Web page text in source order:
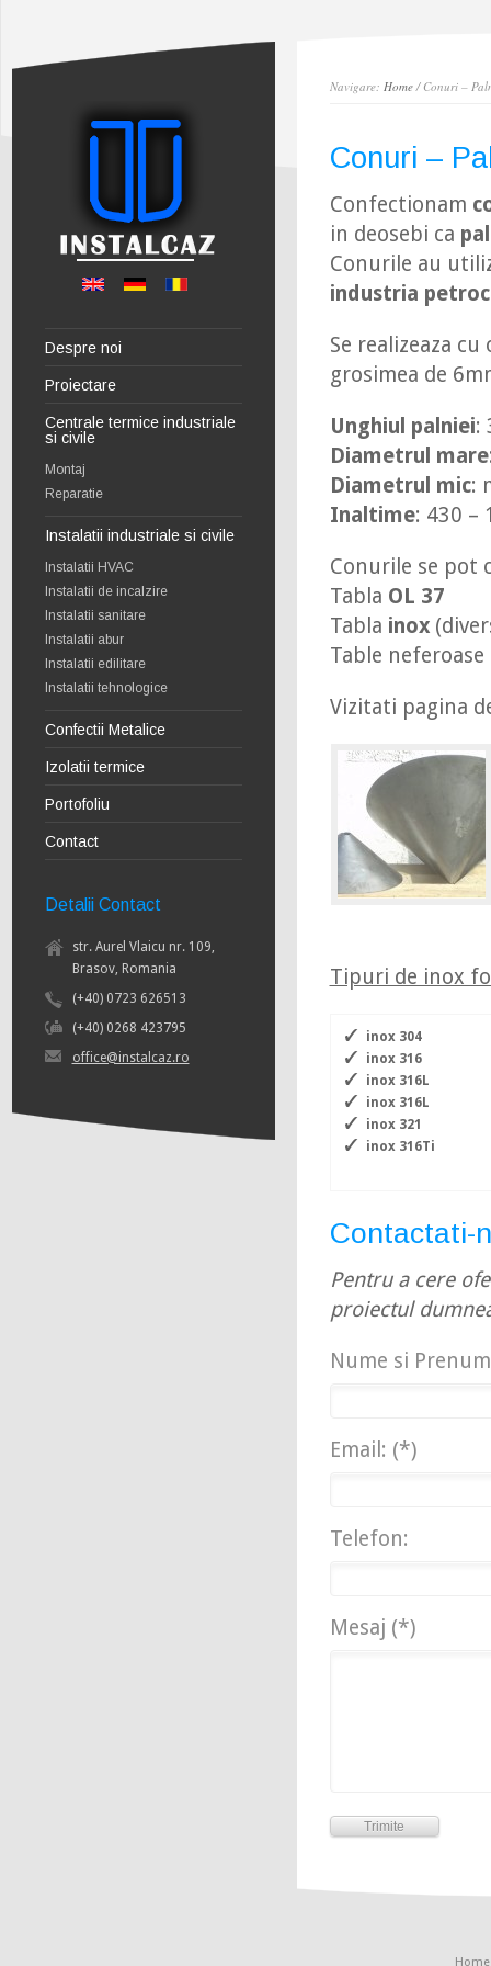
Despre noi
Proiectare
Centrale termice industriale
si civile
Montaj
Reparatie
Instalatii industriale si civile
Instalatii HVAC
Instalatii de incalzire
Instalatii sanitare
Instalatii abur
Instalatii edilitare
Instalatii tehnologice
Confectii Metalice
Izolatii termice
Portofoliu
Contact
Detalii Contact
str. Aurel Vlaicu nr. 109,
Brasov, Romania
(+40) 0723 626513
(+40) 0268 423795
office@instalcaz.ro
Navigare: Home/ Conuri –
Conuri –
Confectionam
in deosebi ca
Conurile au
industria
Se realizeaza
grosimea de
Unghiul palniei:
Diametrul mare
Diametrul mic:
Inaltime: 430 –
Conurile se pot
Tabla OL 37
Tabla inox
Table
Vizitati pagina
Tipuri de inox
inox 304
inox 316
inox 316L
inox 316L
inox 321
inox 316Ti
Contactati-
Pentru a cere
proiectul
Nume si
Email: (*)
Telefon:
Mesaj (*)
Home